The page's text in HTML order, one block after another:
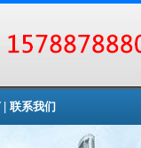
| 联系我们